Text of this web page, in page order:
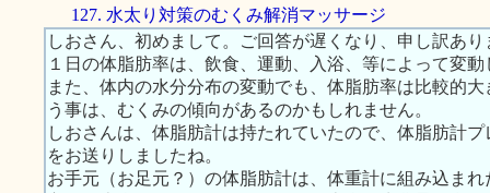
127. 水太り対策のむくみ解消マッサージ
しおさん、初めまして。ご回答が遅くなり、申し訳あり
１日の体脂肪率は、飲食、運動、入浴、等によって変動
また、体内の水分分布の変動でも、体脂肪率は比較的
う事は、むくみの傾向があるのかもしれません。
しおさんは、体脂肪計は持たれていたので、体脂肪計
をお送りしましたね。
お手元（お足元？）の体脂肪計は、体重計に組み込ま